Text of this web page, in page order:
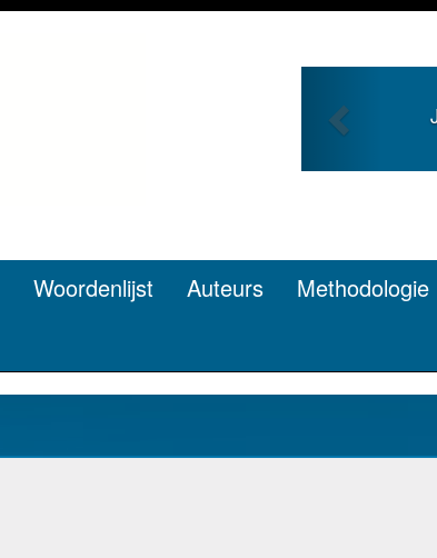
Woordenlijst Auteurs Methodologie